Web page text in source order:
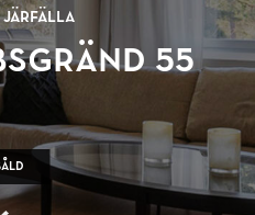
Järfälla
55